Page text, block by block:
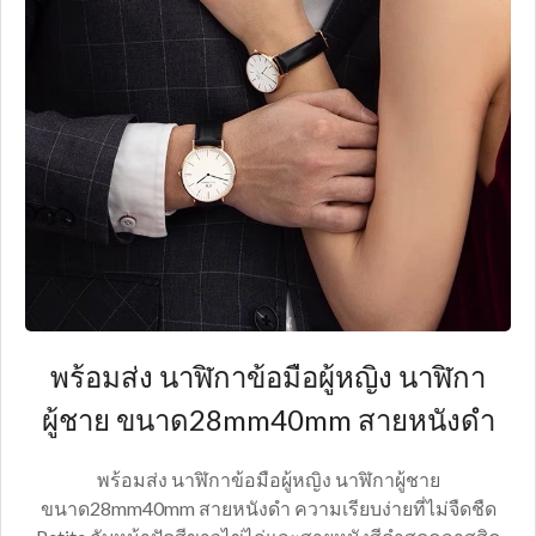
พร้อมส่ง นาฬิกาข้อมือผู้หญิง นาฬิกา
ผู้ชาย ขนาด28mm40mm สายหนังดำ
พร้อมส่ง นาฬิกาข้อมือผู้หญิง นาฬิกาผู้ชาย
ขนาด28mm40mm สายหนังดำ ความเรียบง่ายที่ไม่จืดชืด